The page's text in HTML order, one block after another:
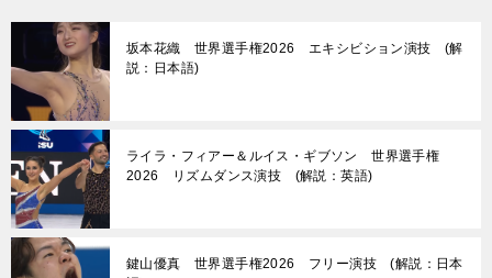
坂本花織 世界選手権2026 エキシビション演技 (解
説：日本語)
ライラ・フィアー＆ルイス・ギブソン 世界選手権
2026 リズムダンス演技 (解説：英語)
鍵山優真 世界選手権2026 フリー演技 (解説：日本